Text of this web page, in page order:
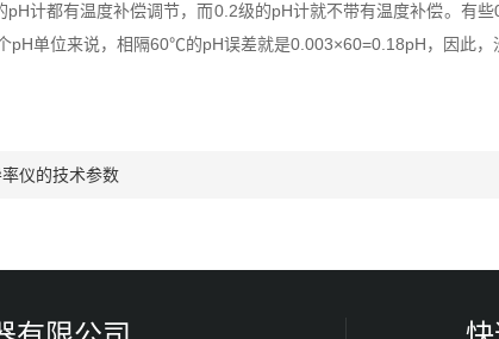
计都有温度补偿调节，而0.2级的pH计就不带有温度补偿。有
pH单位来说，相隔60℃的pH误差就是0.003×60=0.18pH，因此，
仪的技术参数